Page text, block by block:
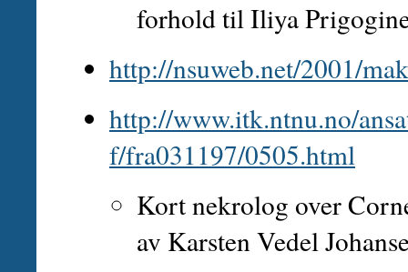
forhold til Iliya
http://nsuweb.net/2001/
http://www.itk.ntnu.no/
f/fra031197/0505.html
Kort nekrolog over
av Karsten Vedel